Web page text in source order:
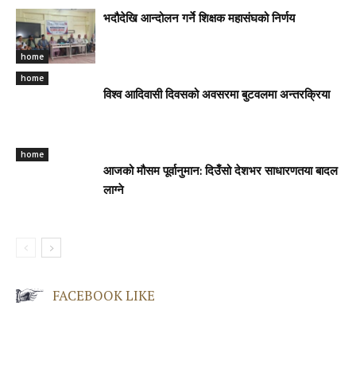
home
भदौदेखि आन्दोलन गर्ने शिक्षक महासंघको निर्णय
home
विश्व आदिवासी दिवसको अवसरमा बुटवलमा अन्तरक्रिया
home
आजको मौसम पूर्वानुमान: दिउँसो देशभर साधारणतया बादल
लाग्ने
FACEBOOK LIKE